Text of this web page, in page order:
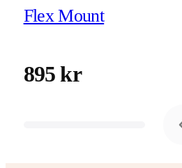
Flex Mount
895 kr